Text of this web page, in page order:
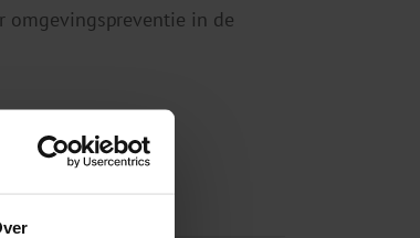
omgevingspreventie in de